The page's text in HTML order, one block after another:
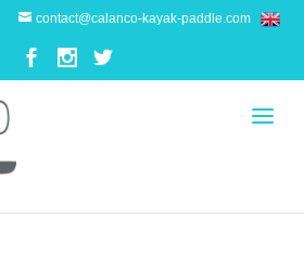
contact@calanco-kayak-paddle.com